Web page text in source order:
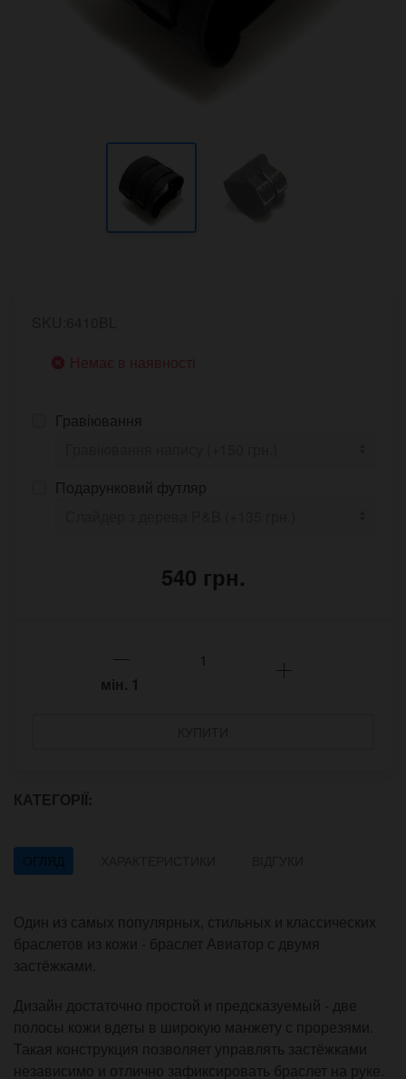
Немає в наявності
Гравіювання
Подарунковий футляр
540 грн.
мін. 1
КАТЕГОРІЇ:
ОГЛЯД
Один из самых популярных, стильных и классических
браслетов из кожи - браслет Авиатор с двумя
застёжками.
Дизайн достаточно простой и предсказуемый - две
полосы кожи вдеты в широкую манжету с прорезями.
Такая конструкция позволяет управлять застёжками
независимо и отлично зафиксировать браслет на руке.